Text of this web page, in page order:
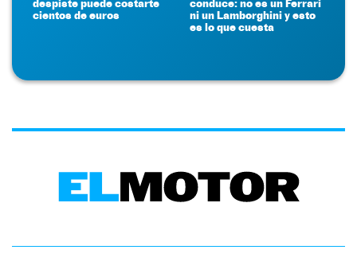
cientos de euros
ni un Lamborghini y esto
es lo que cuesta